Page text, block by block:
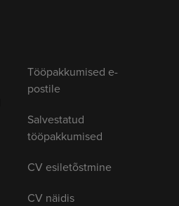
Tööpakkumised e-
postile
Salvestatud
tööpakkumised
CV esiletõstmine
CV näidis